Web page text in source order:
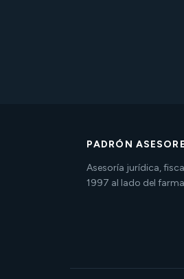
PADRÓN
Asesoría jurídica,
1997 al lado del